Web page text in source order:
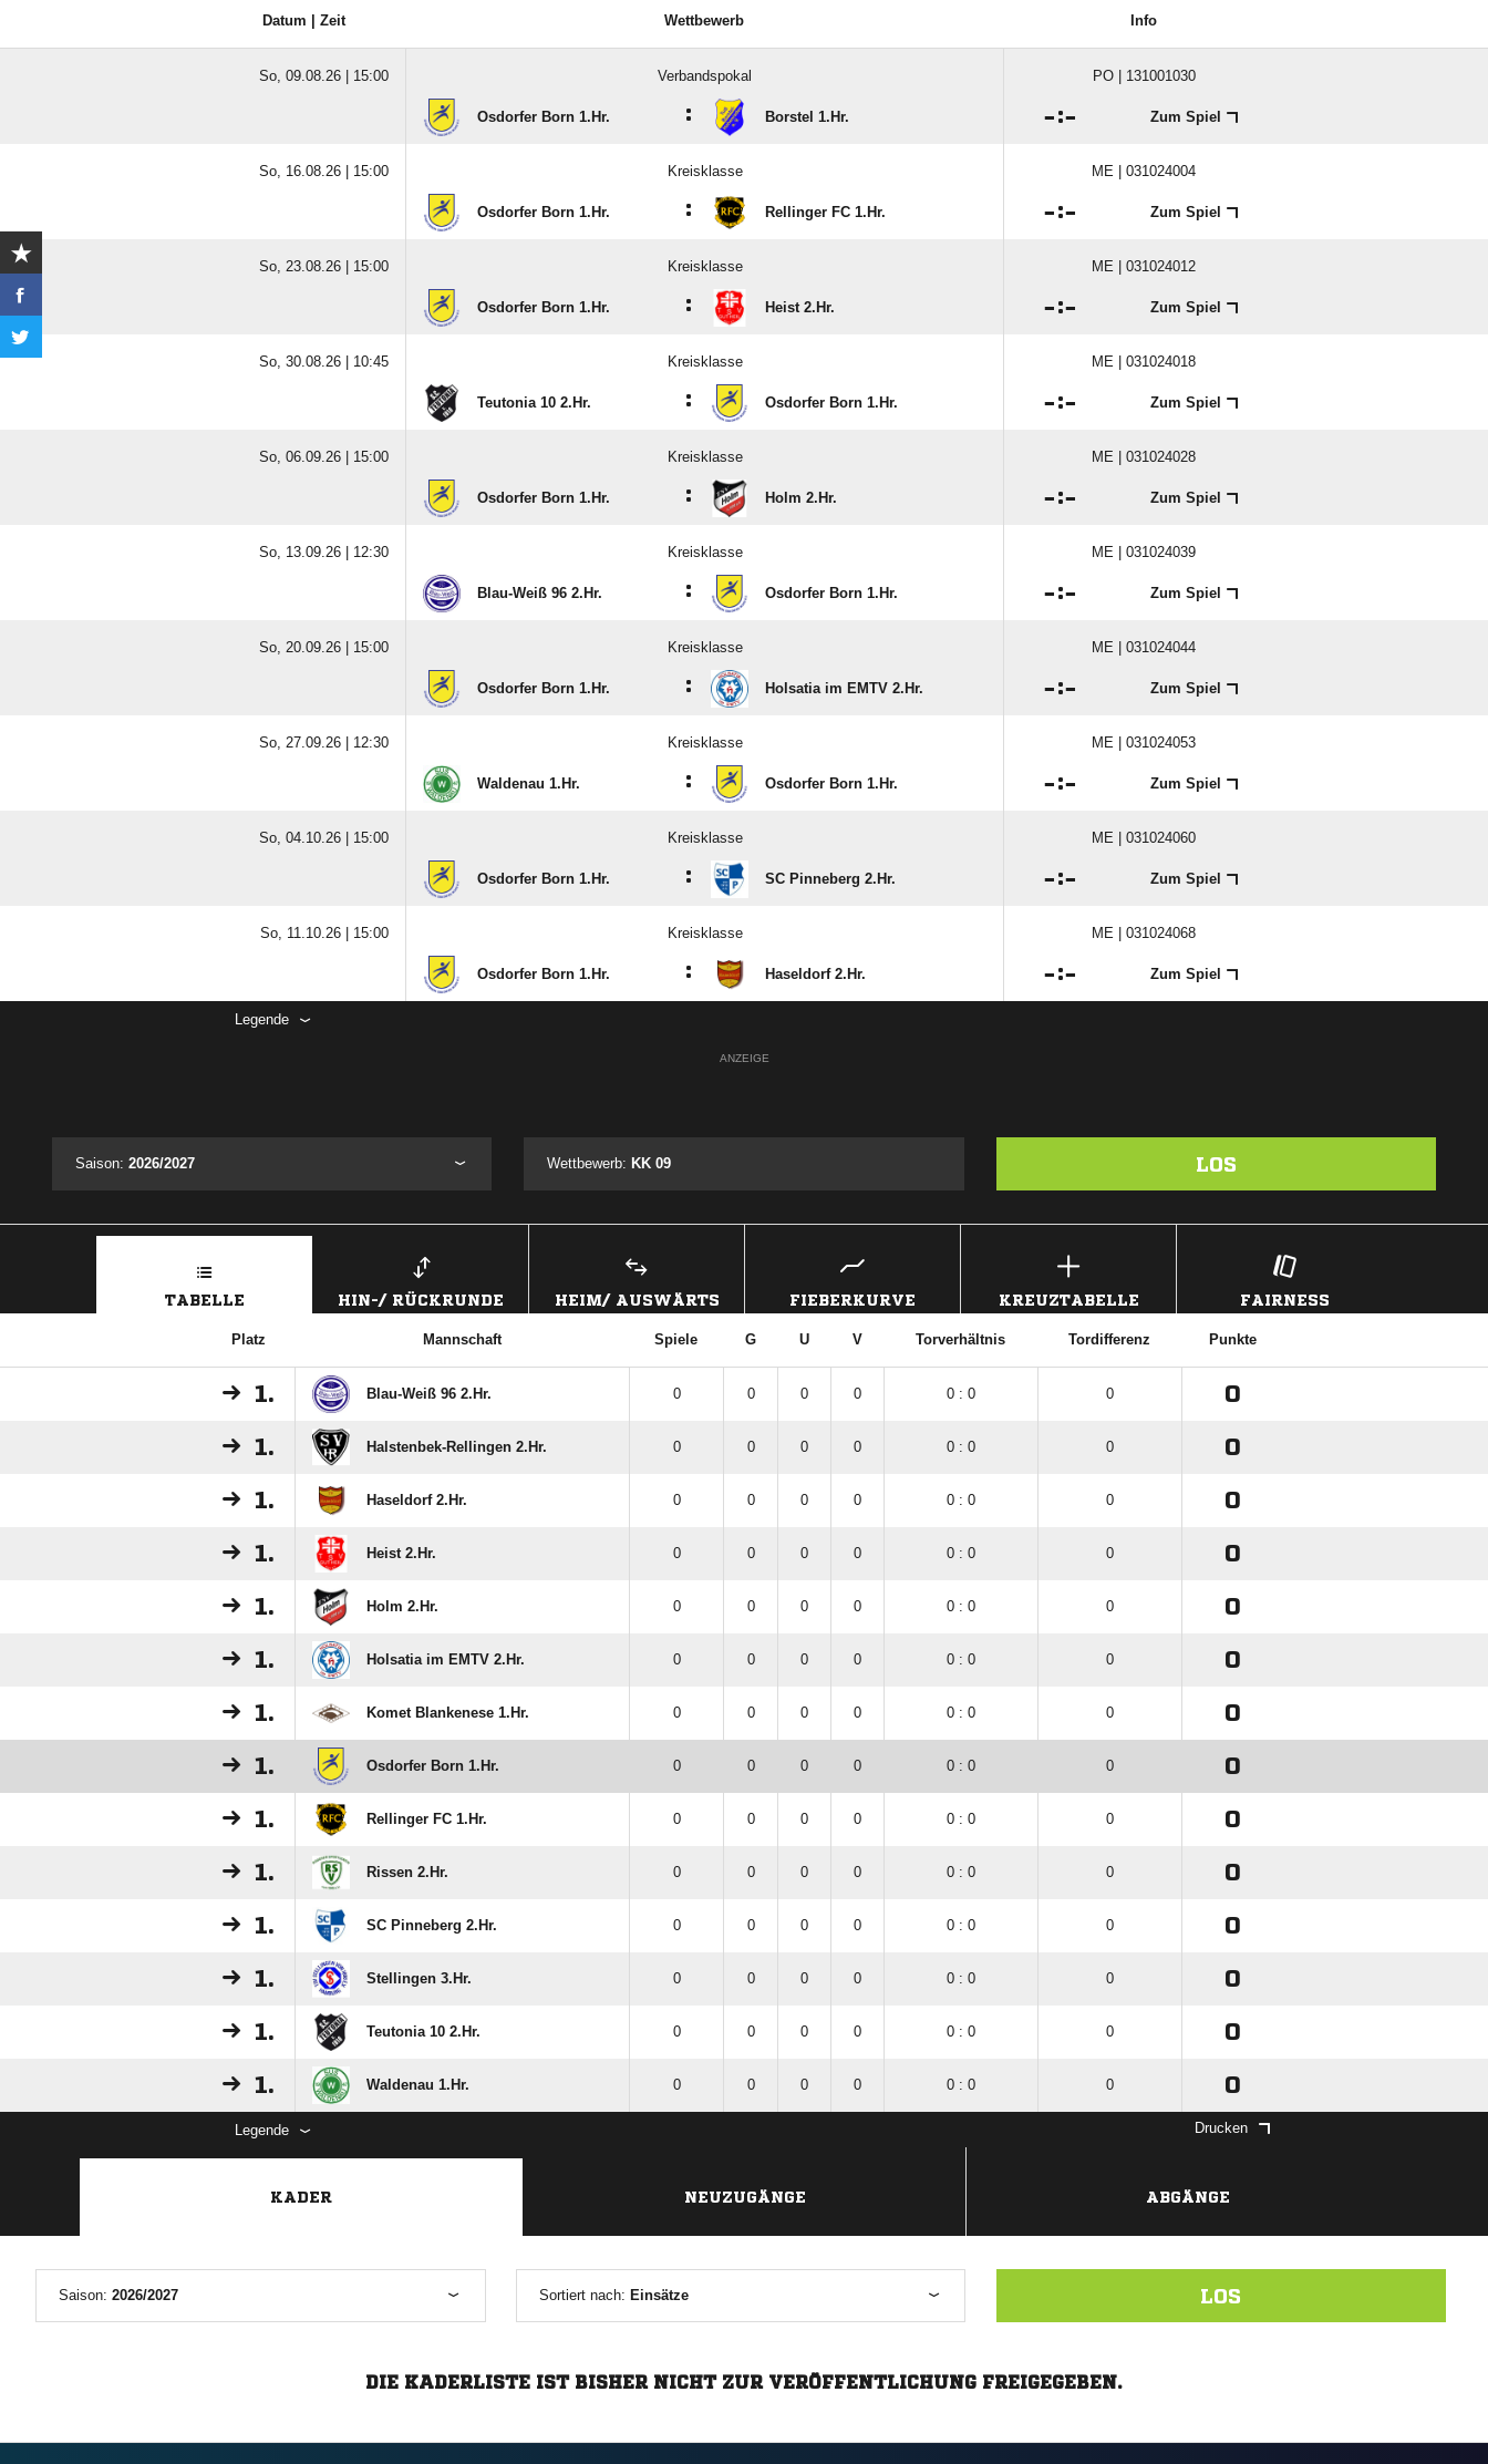
Datum | Zeit Wettbewerb Info
So, 09.08.26 | 15:00 Verbandspokal PO | 131001030
Osdorfer Born 1.Hr. : Borstel 1.Hr. : Zum Spiel
So, 16.08.26 | 15:00 Kreisklasse ME | 031024004
Osdorfer Born 1.Hr. : Rellinger FC 1.Hr. : Zum Spiel
So, 23.08.26 | 15:00 Kreisklasse ME | 031024012
Osdorfer Born 1.Hr. : Heist 2.Hr. : Zum Spiel
So, 30.08.26 | 10:45 Kreisklasse ME | 031024018
Teutonia 10 2.Hr. : Osdorfer Born 1.Hr. : Zum Spiel
So, 06.09.26 | 15:00 Kreisklasse ME | 031024028
Osdorfer Born 1.Hr. : Holm 2.Hr. : Zum Spiel
So, 13.09.26 | 12:30 Kreisklasse ME | 031024039
Blau-Weiß 96 2.Hr. : Osdorfer Born 1.Hr. : Zum Spiel
So, 20.09.26 | 15:00 Kreisklasse ME | 031024044
Osdorfer Born 1.Hr. : Holsatia im EMTV 2.Hr. : Zum Spiel
So, 27.09.26 | 12:30 Kreisklasse ME | 031024053
Waldenau 1.Hr. : Osdorfer Born 1.Hr. : Zum Spiel
So, 04.10.26 | 15:00 Kreisklasse ME | 031024060
Osdorfer Born 1.Hr. : SC Pinneberg 2.Hr. : Zum Spiel
So, 11.10.26 | 15:00 Kreisklasse ME | 031024068
Osdorfer Born 1.Hr. : Haseldorf 2.Hr. : Zum Spiel
Legende
ANZEIGE
Saison: 2026/2027 Wettbewerb: KK 09 LOS
TABELLE HIN-/ RÜCKRUNDE HEIM/ AUSWÄRTS FIEBERKURVE KREUZTABELLE FAIRNESS
Platz Mannschaft Spiele G U V Torverhältnis Tordifferenz Punkte
1. Blau-Weiß 96 2.Hr. 0 0 0 0 0 : 0 0 0
1. Halstenbek-Rellingen 2.Hr. 0 0 0 0 0 : 0 0 0
1. Haseldorf 2.Hr. 0 0 0 0 0 : 0 0 0
1. Heist 2.Hr. 0 0 0 0 0 : 0 0 0
1. Holm 2.Hr. 0 0 0 0 0 : 0 0 0
1. Holsatia im EMTV 2.Hr. 0 0 0 0 0 : 0 0 0
1. Komet Blankenese 1.Hr. 0 0 0 0 0 : 0 0 0
1. Osdorfer Born 1.Hr. 0 0 0 0 0 : 0 0 0
1. Rellinger FC 1.Hr. 0 0 0 0 0 : 0 0 0
1. Rissen 2.Hr. 0 0 0 0 0 : 0 0 0
1. SC Pinneberg 2.Hr. 0 0 0 0 0 : 0 0 0
1. Stellingen 3.Hr. 0 0 0 0 0 : 0 0 0
1. Teutonia 10 2.Hr. 0 0 0 0 0 : 0 0 0
1. Waldenau 1.Hr. 0 0 0 0 0 : 0 0 0
Legende Drucken
KADER NEUZUGÄNGE ABGÄNGE
Saison: 2026/2027 Sortiert nach: Einsätze LOS
DIE KADERLISTE IST BISHER NICHT ZUR VERÖFFENTLICHUNG FREIGEGEBEN.